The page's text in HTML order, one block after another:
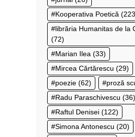
Kooperativa Poetică
librăria Humanitas de la
(72)
Marian Ilea (33)
Mircea Cărtărescu (29)
poezie (62) proză
Radu Paraschivescu (36)
Raftul Denisei (122)
Simona Antonescu (20)